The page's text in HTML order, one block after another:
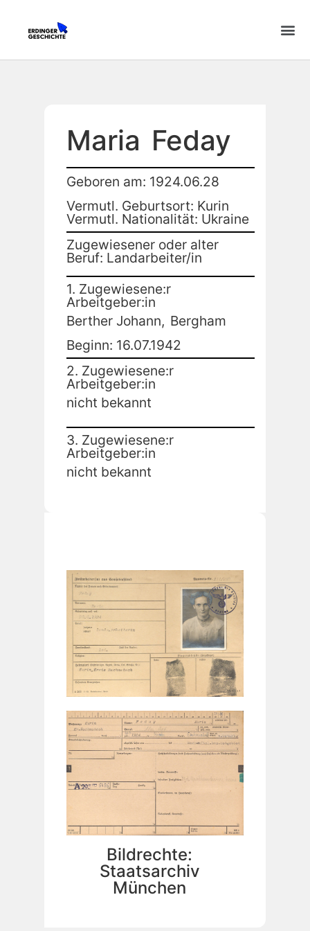
Maria Feday
Geboren am: 1924.06.28
Vermutl. Geburtsort: Kurin
Vermutl. Nationalität: Ukraine
Zugewiesener oder alter
Beruf: Landarbeiter/in
1. Zugewiesene:r
Arbeitgeber:in
Berther Johann, Bergham
Beginn: 16.07.1942
2. Zugewiesene:r
Arbeitgeber:in
nicht bekannt
3. Zugewiesene:r
Arbeitgeber:in
nicht bekannt
Bildrechte:
Staatsarchiv
München